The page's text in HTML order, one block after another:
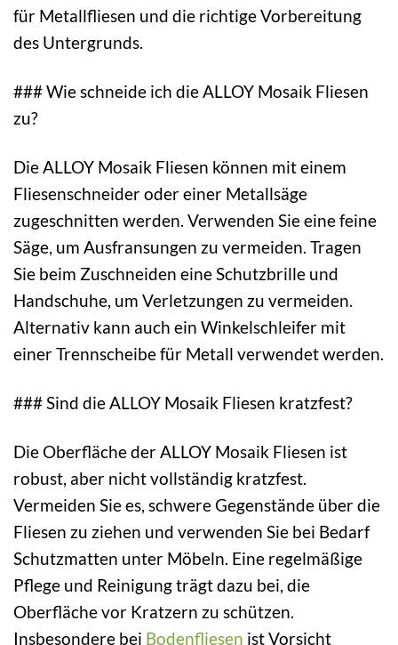
für Metallfliesen und die richtige Vorbereitung
des Untergrunds.
### Wie schneide ich die ALLOY Mosaik Fliesen
zu?
Die ALLOY Mosaik Fliesen können mit einem
Fliesenschneider oder einer Metallsäge
zugeschnitten werden. Verwenden Sie eine feine
Säge, um Ausfransungen zu vermeiden. Tragen
Sie beim Zuschneiden eine Schutzbrille und
Handschuhe, um Verletzungen zu vermeiden.
Alternativ kann auch ein Winkelschleifer mit
einer Trennscheibe für Metall verwendet werden.
### Sind die ALLOY Mosaik Fliesen kratzfest?
Die Oberfläche der ALLOY Mosaik Fliesen ist
robust, aber nicht vollständig kratzfest.
Vermeiden Sie es, schwere Gegenstände über die
Fliesen zu ziehen und verwenden Sie bei Bedarf
Schutzmatten unter Möbeln. Eine regelmäßige
Pflege und Reinigung trägt dazu bei, die
Oberfläche vor Kratzern zu schützen.
Insbesondere bei Bodenfliesen ist Vorsicht